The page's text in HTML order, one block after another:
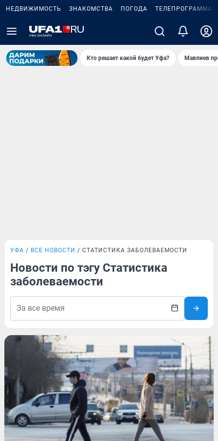
НЕДВИЖИМОСТЬ ЗНАКОМСТВА ПОГОДА ТЕЛЕПРОГРАММА
Кто решает какой будет Уфа? Мавлиев
УФА ВСЕ НОВОСТИ СТАТИСТИКА ЗАБОЛЕВАЕМОСТИ
Новости по тэгу Статистика
заболеваемости